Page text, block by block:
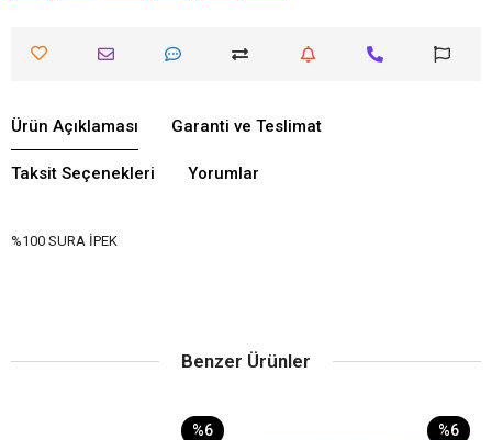
Ürün Açıklaması Garanti ve Teslimat
Taksit Seçenekleri Yorumlar
%100 SURA İPEK
Benzer Ürünler
%6 %6